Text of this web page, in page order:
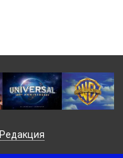
Редакция